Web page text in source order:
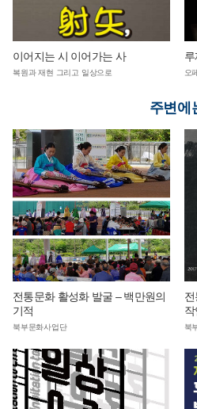
이어지는 시 이어가는 사
복원과 재현 그리고 일상으로 오
주변에
전통문화 활성화 발굴 – 백만원의
기적
북부문화사업단 북